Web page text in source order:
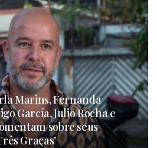
Marins, Fernanda
García, Julio Rocha e
sobre seus
Graças’